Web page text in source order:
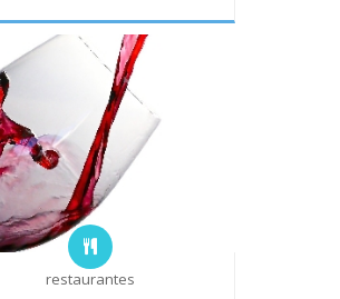
restaurantes